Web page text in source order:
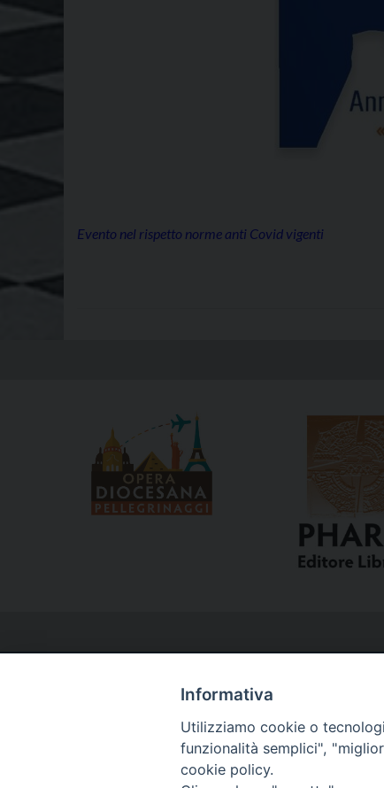
Evento nel rispetto norme anti Covid vigenti
Informativa
Utilizziamo cookie o
funzionalità semplici",
cookie policy.